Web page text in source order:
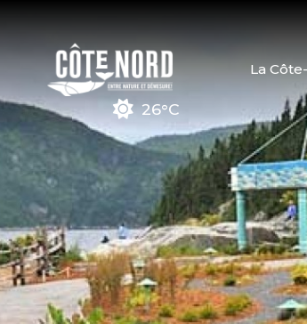
26°C
La